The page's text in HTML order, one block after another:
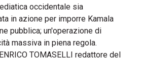
occidentale sia
in azione per imporre Kamala
pubblica; un'operazione di
massiva in piena regola.
TOMASELLI redattore del